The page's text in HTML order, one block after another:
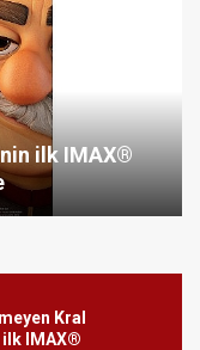
ilk IMAX®
& Resorts, Ödüllü
Sons ile unutulmaz
Gecesine İmza
Kral
ilk IMAX®